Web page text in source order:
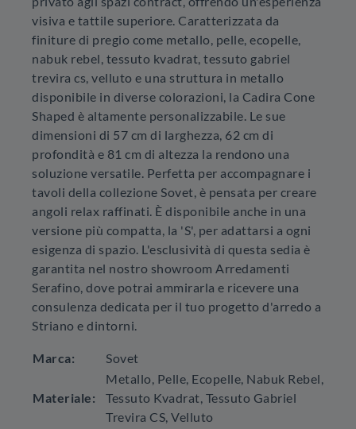
visiva e tattile superiore. Caratterizzata da
finiture di pregio come metallo, pelle, ecopelle,
nabuk rebel, tessuto kvadrat, tessuto gabriel
trevira cs, velluto e una struttura in metallo
disponibile in diverse colorazioni, la Cadira Cone
Shaped è altamente personalizzabile. Le sue
dimensioni di 57 cm di larghezza, 62 cm di
profondità e 81 cm di altezza la rendono una
soluzione versatile. Perfetta per accompagnare i
tavoli della collezione Sovet, è pensata per creare
angoli relax raffinati. È disponibile anche in una
versione più compatta, la 'S', per adattarsi a ogni
esigenza di spazio. L'esclusività di questa sedia è
garantita nel nostro showroom Arredamenti
Serafino, dove potrai ammirarla e ricevere una
consulenza dedicata per il tuo progetto d'arredo a
Striano e dintorni.
Marca: Sovet
Materiale:
Metallo, Pelle, Ecopelle, Nabuk Rebel,
Tessuto Kvadrat, Tessuto Gabriel
Trevira CS, Velluto